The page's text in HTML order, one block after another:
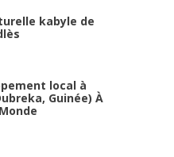
kabyle de
local à
Guinée) À